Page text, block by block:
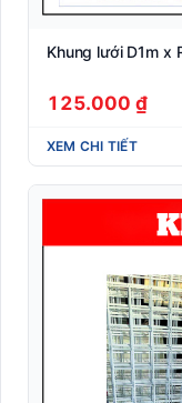
Khung lưới D1m x
125.000 ₫
XEM CHI TIẾT